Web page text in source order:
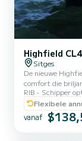
Highfield
Sitges
De nieuwe
comfort die
uniek in zijn
een Selva-motor
ontwerp is de
RIB Schipper
Flexibele
vanaf